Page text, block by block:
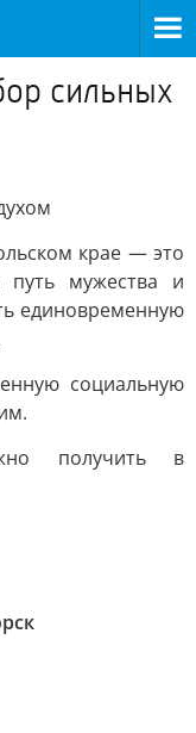
сильных
крае — это
путь мужества и
единовременную
социальную
получить в